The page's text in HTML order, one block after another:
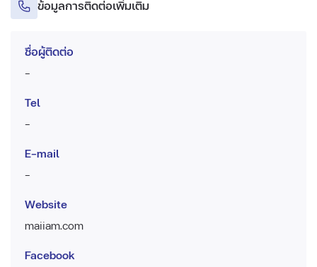
ข้อมูลการติดต่อเพิ่มเติม
ชื่อผู้ติดต่อ
-
Tel
-
E-mail
-
Website
maiiam.com
Facebook